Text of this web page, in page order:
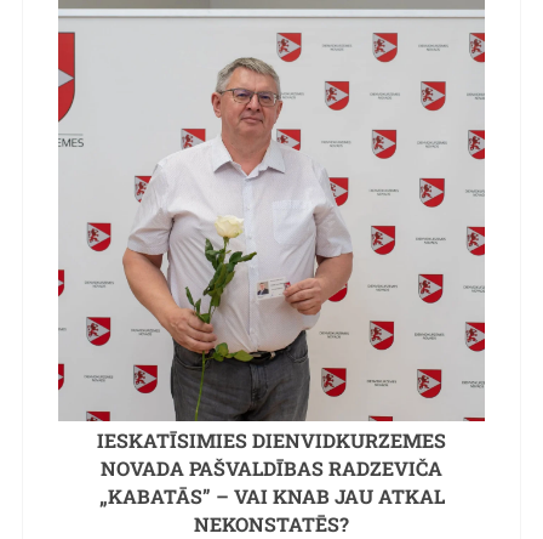
IESKATĪSIMIES DIENVIDKURZEMES
NOVADA PAŠVALDĪBAS RADZEVIČA
„KABATĀS” – VAI KNAB JAU ATKAL
NEKONSTATĒS?